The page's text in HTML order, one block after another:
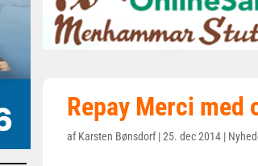
Repay Merci med
afKarsten Bønsdorf|25. dec 2014 |